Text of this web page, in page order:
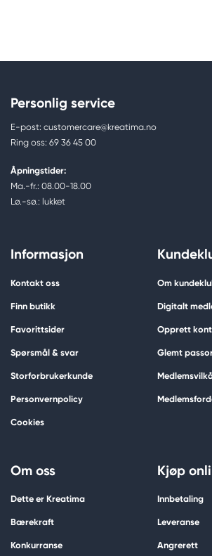
Personlig service
E-post: customercare@kreatima.no
Ring oss: 69 36 45 00
Åpningstider:
Ma.-fr.: 08.00-18.00
Lø.-sø.: lukket
Informasjon
Kontakt oss
Finn butikk
Favorittsider
Spørsmål & svar
Storforbrukerkunde
Personvernpolicy
Cookies
Om
Digitalt
Opprett
Glemt
Om oss
Dette er Kreatima
Bærekraft
Konkurranse
Kjøp
Innbetaling
Leveranse
Angrerett